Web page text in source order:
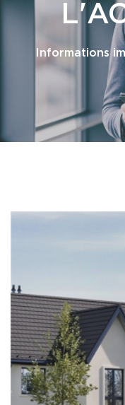
Informations